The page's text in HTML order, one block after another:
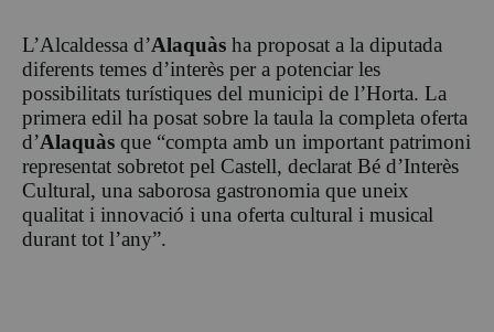
L’Alcaldessa d’Alaquàs ha proposat a la diputada
diferents temes d’interès per a potenciar les
possibilitats turístiques del municipi de l’Horta. La
primera edil ha posat sobre la taula la completa oferta
d’Alaquàs que “compta amb un important patrimoni
representat sobretot pel Castell, declarat Bé d’Interès
Cultural, una saborosa gastronomia que uneix
qualitat i innovació i una oferta cultural i musical
durant tot l’any”.